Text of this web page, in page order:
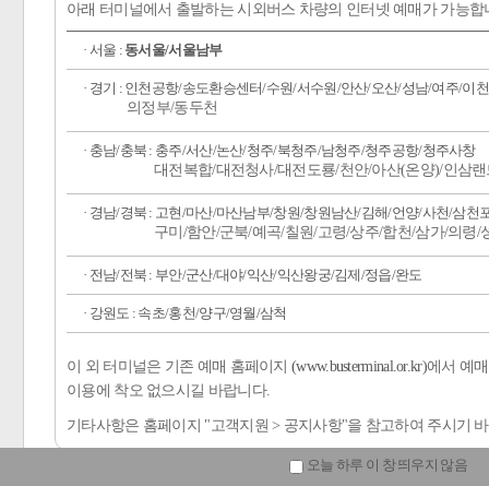
아래 터미널에서 출발하는 시외버스 차량의 인터넷 예매가 가능합
· 서울 : 동서울/서울남부
· 경기 : 인천공항/송도환승센터/수원/서수원/안산/오산/성남/여주/이
의정부/동두천
· 충남/충북 : 충주/서산/논산/청주/북청주/남청주/청주공항/청주사창
대전복합/대전청사/대전도룡/천안/아산(온양)/인삼
· 경남/경북 : 고현/마산/마산남부/창원/창원남산/김해/언양/사천/삼천
구미/함안/군북/예곡/칠원/고령/상주/합천/삼가/의령/
· 전남/전북 : 부안/군산/대야/익산/익산왕궁/김제/정읍/완도
· 강원도 : 속초/홍천/양구/영월/삼척
이 외 터미널은 기존 예매 홈페이지(www.busterminal.or.kr)에서 예
이용에 착오 없으시길 바랍니다.
기타사항은 홈페이지 "고객지원 > 공지사항"을 참고하여 주시기
오늘 하루 이 창 띄우지 않음